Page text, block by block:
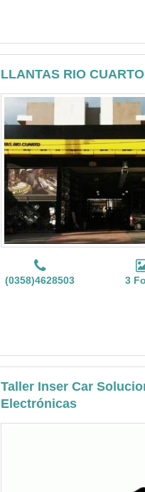
LLANTAS RIO CUARTO
(0358)4628503 3
Taller Inser Car
Electrónicas